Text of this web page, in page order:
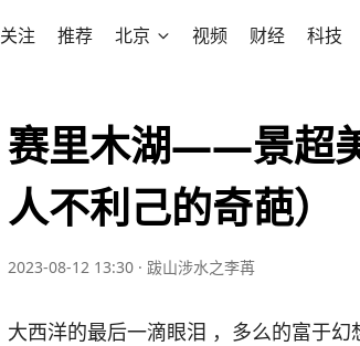
关注 推荐 北京 视频 财经 科技
赛里木湖——景超
人不利己的奇葩）
2023-08-12 13:30 · 跋山涉水之李苒
大西洋的最后一滴眼泪 ，多么的富于幻